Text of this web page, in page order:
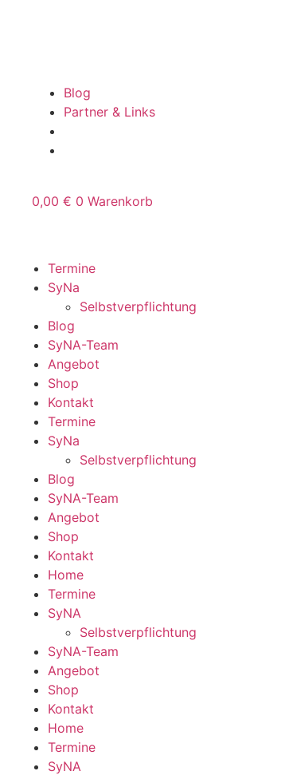
Blog
Partner & Links
0,00 € 0 Warenkorb
Termine
SyNa
Selbstverpflichtung
Blog
SyNA-Team
Angebot
Shop
Kontakt
Termine
SyNa
Selbstverpflichtung
Blog
SyNA-Team
Angebot
Shop
Kontakt
Home
Termine
SyNA
Selbstverpflichtung
SyNA-Team
Angebot
Shop
Kontakt
Home
Termine
SyNA